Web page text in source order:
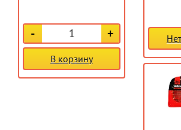
- +
В корзину